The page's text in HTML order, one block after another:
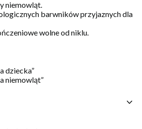
niemowląt.
barwników przyjaznych dla
wolne od niklu.
dziecka”
niemowląt”